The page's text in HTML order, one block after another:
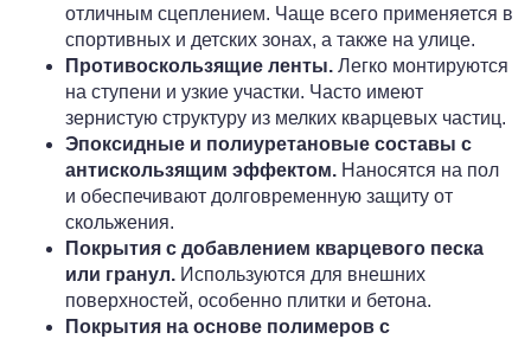
отличным сцеплением. Чаще всего применяется в
спортивных и детских зонах, а также на улице.
Противоскользящие ленты. Легко монтируются
на ступени и узкие участки. Часто имеют
зернистую структуру из мелких кварцевых частиц.
Эпоксидные и полиуретановые составы с
антискользящим эффектом. Наносятся на пол
и обеспечивают долговременную защиту от
скольжения.
Покрытия с добавлением кварцевого песка
или гранул. Используются для внешних
поверхностей, особенно плитки и бетона.
Покрытия на основе полимеров с